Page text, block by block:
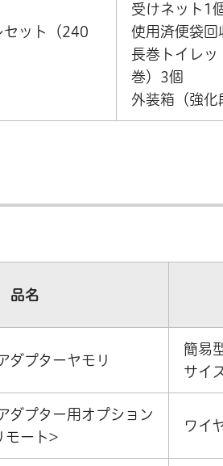
セット（240
受けネット1
使用済便袋回
長巻トイレ
巻）3個
外装箱（強化
品名
ダプターヤモリ
簡易
サイ
ダプター用オプション
モート>
ワイ